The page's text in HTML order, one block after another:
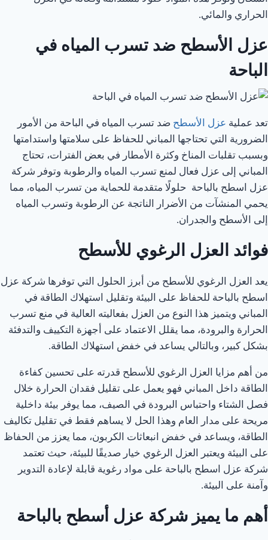
الحراري والمائي.
عزل الأسطح ضد تسرب المياه في
الباحة
تعد عملية عزل الأسطح ضد تسرب المياه في الباحة من الأمور
الضرورية التي تحتاجها المباني للحفاظ على سلامتها واستدامتها
وبسبب تقلبات المناخ وكثرة الأمطار في بعض الفترات، تحتاج
المباني إلى عزل فعال لمنع تسرب المياه والرطوبة وتوفر شركة
عزل اسطح بالباحة حلولًا متقدمة للحماية من تسرب المياه، مما
يحمي المنشآت من الأضرار الناتجة عن الرطوبة وتسرب المياه
إلى الأسطح والجدران.
فوائد العزل الرغوي للأسطح
يعد العزل الرغوي للأسطح من أبرز الحلول التي توفرها شركة عزل
اسطح بالباحة للحفاظ على البيئة وتقليل استهلاك الطاقة في
المباني ويتميز هذا النوع من العزل بفعاليته العالية في منع تسرب
الحرارة والبرودة، مما يقلل الاعتماد على أجهزة التكييف والتدفئة
بشكل كبير، وبالتالي يساعد في خفض استهلاك الطاقة.
من أهم مزايا العزل الرغوي للأسطح قدرته على تحسين كفاءة
الطاقة داخل المباني فهو يعمل على تقليل فقدان الحرارة خلال
فصل الشتاء واحتباس البرودة في الصيف، مما يوفر بيئة داخلية
مريحة على مدار العام وهذا الحل لا يساهم فقط في تقليل تكاليف
الطاقة، ويساعد في خفض انبعاثات الكربون، مما يعزز من الحفاظ
على البيئة ويعتبر العزل الرغوي خيار صديقًا للبيئة، حيث تعتمد
شركة عزل اسطح بالباحة على مواد رغوية قابلة لإعادة التدوير
وآمنة على البيئة.
أهم ما يميز شركة عزل أسطح بالباحة